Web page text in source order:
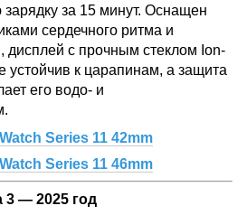
за 15 минут. Оснащен
сердечного ритма и
дисплей с прочным стеклом Ion-
устойчив к царапинам, а защита
его водо- и
Series 11 42mm
Series 11 46mm
3 — 2025 год